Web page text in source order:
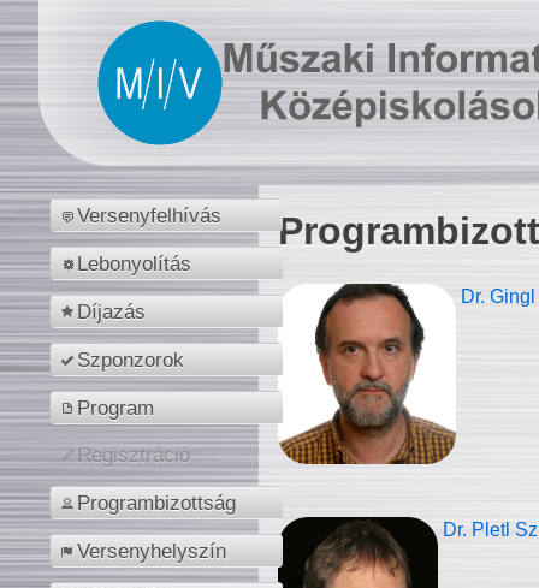
Versenyfelhívás
Lebonyolítás
Díjazás
Szponzorok
Program
Regisztráció
Programbizottság
Versenyhelyszín
Dr.
Dr. Pletl